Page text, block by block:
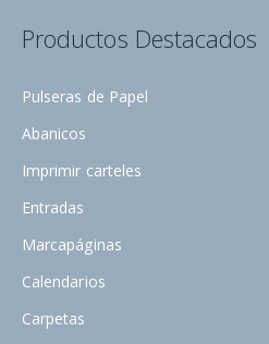
Productos Destacados
Pulseras de Papel
Abanicos
Imprimir carteles
Entradas
Marcapáginas
Calendarios
Carpetas